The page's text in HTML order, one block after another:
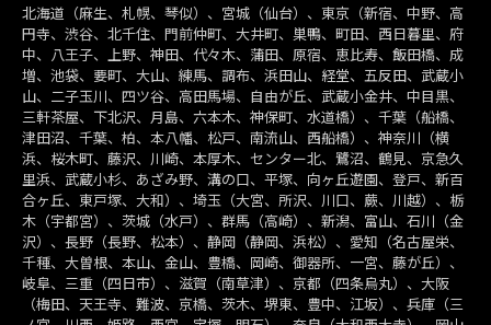
北海道（麻生、札幌、琴似）、宮城（仙台）、東京（新宿、中野、高
円寺、渋谷、北千住、門前仲町、大井町、巣鴨、町田、西日暮里、府
中、八王子、上野、神田、代々木、蒲田、原宿、恵比寿、飯田橋、成
増、池袋、要町、大山、練馬、調布、浜田山、経堂、五反田、武蔵小
山、二子玉川、四ツ谷、高田馬場、自由が丘、武蔵小金井、中目黒、
三軒茶屋、下北沢、月島、六本木、神保町、水道橋）、千葉（船橋、
津田沼、千葉、柏、本八幡、松戸、南流山、西船橋）、神奈川（横
浜、桜木町、藤沢、川崎、本厚木、センター北、鷺沼、鶴見、京急久
里浜、武蔵小杉、あざみ野、溝の口、平塚、向ヶ丘遊園、登戸、新百
合ヶ丘、東戸塚、大和）、埼玉（大宮、所沢、川口、蕨、川越）、栃
木（宇都宮）、茨城（水戸）、群馬（高崎）、新潟、富山、石川（金
沢）、長野（長野、松本）、静岡（静岡、浜松）、愛知（名古屋栄、
千種、大曽根、本山、金山、豊橋、岡崎、御器所、一宮、藤が丘）、
岐阜、三重（四日市）、滋賀（南草津）、京都（四条烏丸）、大阪
（梅田、天王寺、難波、京橋、茨木、堺東、豊中、江坂）、兵庫（三